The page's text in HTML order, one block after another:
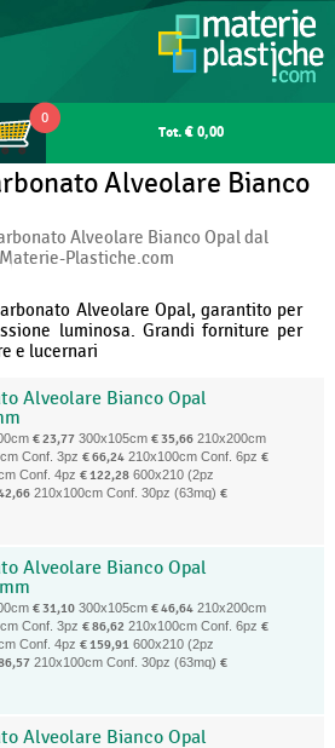
0
Tot. € 0,00
Alveolare Bianco
Alveolare Bianco Opal dal
Plastiche.com
Alveolare Opal, garantito per
luminosa. Grandi forniture per
e lucernari
Alveolare Bianco Opal
€ 23,77 300x105cm € 35,66 210x200cm
Conf. 3pz € 66,24 210x100cm Conf. 6pz €
Conf. 4pz € 122,28 600x210 (2pz
210x100cm Conf. 30pz (63mq) €
Alveolare Bianco Opal
€ 31,10 300x105cm € 46,64 210x200cm
Conf. 3pz € 86,62 210x100cm Conf. 6pz €
Conf. 4pz € 159,91 600x210 (2pz
210x100cm Conf. 30pz (63mq) €
Alveolare Bianco Opal